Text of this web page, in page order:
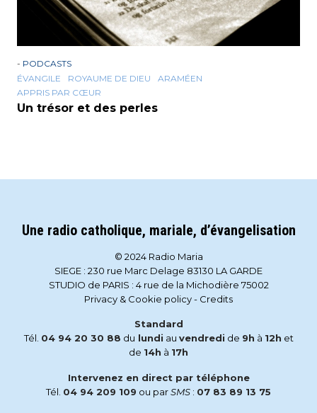
- PODCASTS
ÉVANGILE
ROYAUME DE DIEU
ARAMÉEN
APPRIS PAR CŒUR
Un trésor et des perles
Une radio catholique, mariale, d’évangelisation
© 2024 Radio Maria
SIEGE : 230 rue Marc Delage 83130 LA GARDE
STUDIO de PARIS : 4 rue de la Michodière 75002
Privacy & Cookie policy- Credits
Standard
Tél. 04 94 20 30 88 du lundi au vendredi de 9h à 12h et
de 14h à 17h
Intervenez en direct par téléphone
Tél. 04 94 209 109 ou parSMS : 07 83 89 13 75